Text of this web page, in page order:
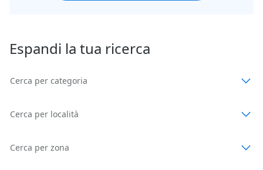
Espandi la tua ricerca
Cerca per categoria
Cerca per località
Cerca per zona